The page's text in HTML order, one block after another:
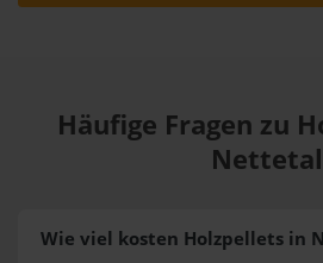
Häufige Fragen zu
Nettetal
Wie viel kosten Holzpellets in